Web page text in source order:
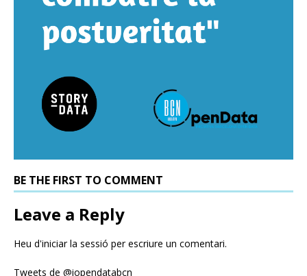
BE THE FIRST TO COMMENT
Leave a Reply
Heu d'iniciar la sessió per escriure un comentari.
Tweets de @iopendatabcn